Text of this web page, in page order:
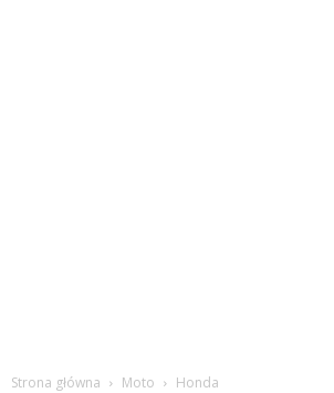
Strona główna Moto Honda